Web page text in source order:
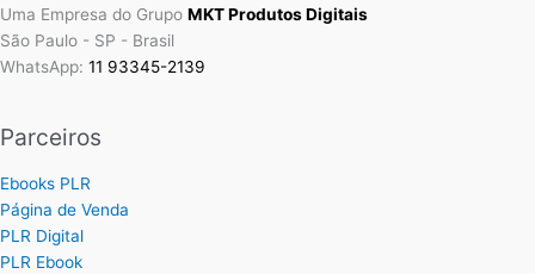
Uma Empresa do Grupo MKT Produtos Digitais
São Paulo - SP - Brasil
WhatsApp: 11 93345-2139
Parceiros
Ebooks PLR
Página de Venda
PLR Digital
PLR Ebook